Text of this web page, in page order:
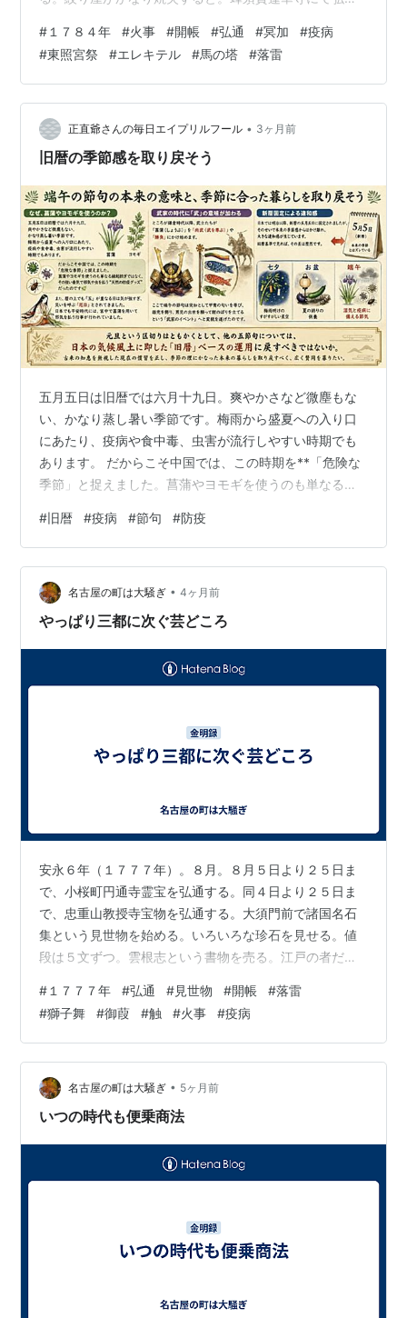
本尊大師を開帳する。大法会曼荼羅供練行列は５日・６
日・７日の３日間行われる。ただし、５日は足揃い（予
行演習）で、この日程に変更はなし。同所西光寺にて、
赤津の万徳寺霊宝を弘通する。金塚町万福寺にて、常州
板敷山の宝物を弘通する。馬嶋明眼院の西の松葉村光暁
寺にて、濃州今津の無量院霊宝を弘通する。枇杷島の下
# １７８４年 #火事 #開帳 #弘通 #冥加 #疫病
#東照宮祭 #エレキテル #馬の塔 #落雷
正直爺さんの毎日エイプリルフール • 3ヶ月前
旧暦の季節感を取り戻そう
五月五日は旧暦では六月十九日。爽やかさなど微塵もな
い、かなり蒸し暑い季節です。梅雨から盛夏への入り口
にあたり、疫病や食中毒、虫害が流行しやすい時期でも
あります。 だからこそ中国では、この時期を**「危険な
季節」と捉えました。菖蒲やヨモギを使うのも単なる縁
防疫グッズ”**だったのです🌿 ​ また、暦の上でも「五」
が重なる日は気が強すぎ、災いを呼ぶ「厄日」とされて
きました。日本でも平安時代には、宮中で菖蒲を用いて
邪気を払う行事が行われていました。 ​ところが鎌倉時代
以降、武士たちが「菖蒲（しょうぶ）」を**「尚武（武
#旧暦 #疫病 #節句 #防疫
名古屋の町は大騒ぎ • 4ヶ月前
やっぱり三都に次ぐ芸どころ
安永６年（１７７７年）。８月。８月５日より２５日ま
で、小桜町円通寺霊宝を弘通する。同４日より２５日ま
で、忠重山教授寺宝物を弘通する。大須門前で諸国名石
集という見世物を始める。いろいろな珍石を見せる。値
段は５文ずつ。雲根志という書物を売る。江戸の者だ
ある。近年、名古屋の町々で饂飩屋に若い女を数多く抱
え、派手な前垂をさせて出女（客引き）同様に仕立て、
酒の相手をさせたので昼夜を問わず遊びに客がたくさん
やって来る。この類の茶屋は上町あたりにも次第に出来
て流行る。茶屋の中に若い女を抱えおくことは固く禁止
するとの触がある。これに背いた者は所払いとなり、町
# １７７７年 #弘通 #見世物 #開帳 #落雷
#獅子舞 #御葭 #触 #火事 #疫病
名古屋の町は大騒ぎ • 5ヶ月前
いつの時代も便乗商法